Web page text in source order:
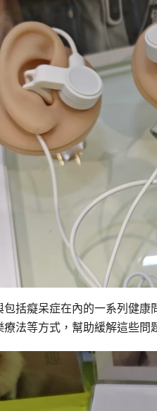
括癡呆症在內的一系列健
法等方式，幫助緩解這些問